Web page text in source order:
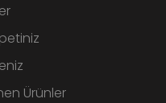
Ürünler